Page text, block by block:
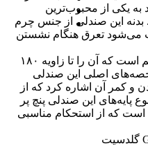
یکی از محبوب‌ترین
بدنه این صندلی از جنس چرم
می‌شود تعرق هنگام نشستن
پشتی این صندلی به‌نحوی قابل تنظیم است که آن را تا زاویه ۱۸۰
اصلی این صندلی
کمر آن اشاره کرد که از
پایه‌های این صندلی پنچ پر
است که از استحکام مناسبی